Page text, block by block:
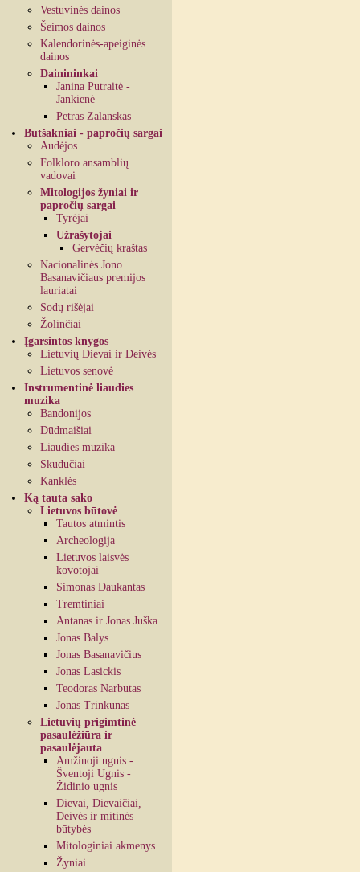
Vestuvinės dainos
Šeimos dainos
Kalendorinės-apeiginės
dainos
Dainininkai
Janina Putraitė -
Jankienė
Petras Zalanskas
Butšakniai - papročių sargai
Audėjos
Folkloro ansamblių
vadovai
Mitologijos žyniai ir
papročių sargai
Tyrėjai
Užrašytojai
Gervėčių kraštas
Nacionalinės Jono
Basanavičiaus premijos
lauriatai
Sodų rišėjai
Žolinčiai
Įgarsintos knygos
Lietuvių Dievai ir Deivės
Lietuvos senovė
Instrumentinė liaudies
muzika
Bandonijos
Dūdmaišiai
Liaudies muzika
Skudučiai
Kanklės
Ką tauta sako
Lietuvos būtovė
Tautos atmintis
Archeologija
Lietuvos laisvės
kovotojai
Simonas Daukantas
Tremtiniai
Antanas ir Jonas Juška
Jonas Balys
Jonas Basanavičius
Jonas Lasickis
Teodoras Narbutas
Jonas Trinkūnas
Lietuvių prigimtinė
pasaulėžiūra ir
pasaulėjauta
Amžinoji ugnis -
Šventoji Ugnis -
Židinio ugnis
Dievai, Dievaičiai,
Deivės ir mitinės
būtybės
Mitologiniai akmenys
Žyniai